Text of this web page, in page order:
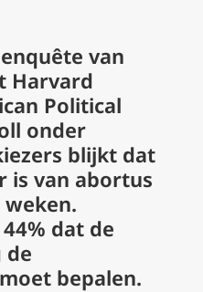
van
Harvard
Political
onder
blijkt dat
is van abortus
dat de
de
bepalen.